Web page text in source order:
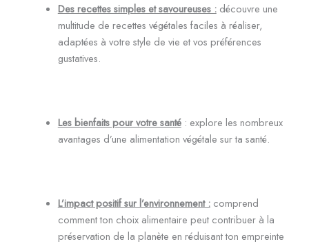
Des recettes simples et savoureuses :découvre une
multitude de recettes végétales faciles à réaliser,
adaptées à votre style de vie et vos préférences
gustatives.
Les bienfaits pour votre santé : explore les nombreux
avantages d’une alimentation végétale sur ta santé.
L’impact positif sur l’environnement :comprend
comment ton choix alimentaire peut contribuer à la
préservation de la planète en réduisant ton empreinte